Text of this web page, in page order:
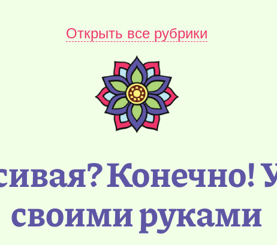
Открыть все рубрики
своими руками